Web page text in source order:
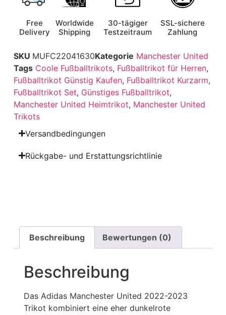
Free
Delivery
Worldwide
Shipping
30-tägiger
Testzeitraum
SSL-sichere
Zahlung
SKU MUFC22041630Kategorie Manchester United
Tags Coole Fußballtrikots, Fußballtrikot für Herren,
Fußballtrikot Günstig Kaufen, Fußballtrikot Kurzarm,
Fußballtrikot Set, Günstiges Fußballtrikot,
Manchester United Heimtrikot, Manchester United
Trikots
Versandbedingungen
Rückgabe- und Erstattungsrichtlinie
Beschreibung Bewertungen (0)
Beschreibung
Das Adidas Manchester United 2022-2023
Trikot kombiniert eine eher dunkelrote